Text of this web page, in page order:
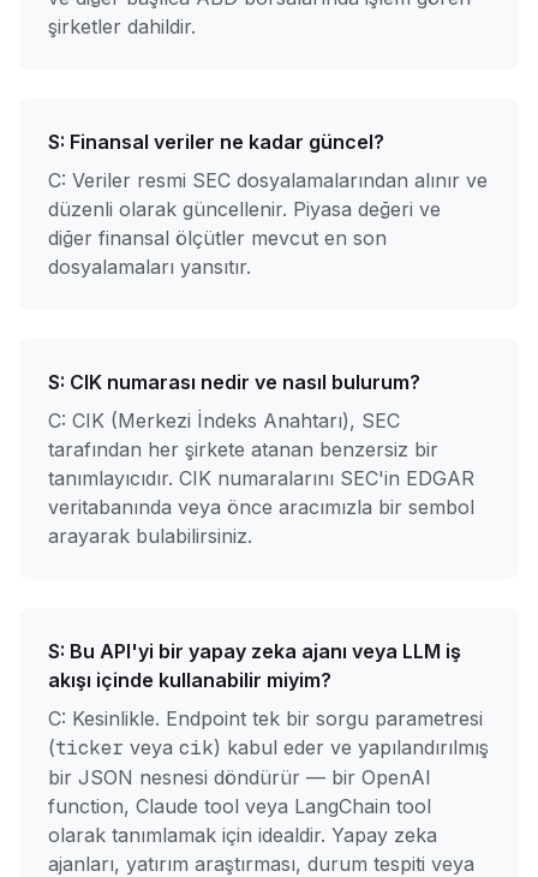
şirketler dahildir.
S: Finansal veriler ne kadar güncel?
C: Veriler resmi SEC dosyalamalarından alınır ve
düzenli olarak güncellenir. Piyasa değeri ve
diğer finansal ölçütler mevcut en son
dosyalamaları yansıtır.
S: CIK numarası nedir ve nasıl bulurum?
C: CIK (Merkezi İndeks Anahtarı), SEC
tarafından her şirkete atanan benzersiz bir
tanımlayıcıdır. CIK numaralarını SEC'in EDGAR
veritabanında veya önce aracımızla bir sembol
arayarak bulabilirsiniz.
S: Bu API'yi bir yapay zeka ajanı veya LLM iş
akışı içinde kullanabilir miyim?
C: Kesinlikle. Endpoint tek bir sorgu parametresi
(ticker veya cik) kabul eder ve yapılandırılmış
bir JSON nesnesi döndürür — bir OpenAI
function, Claude tool veya LangChain tool
olarak tanımlamak için idealdir. Yapay zeka
ajanları, yatırım araştırması, durum tespiti veya